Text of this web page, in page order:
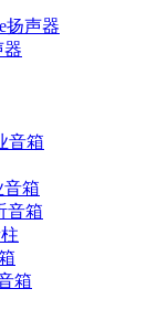
扬声器
器
音箱
音箱
音箱
箱